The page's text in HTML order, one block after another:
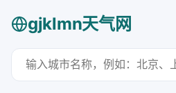
gjklmn天气网